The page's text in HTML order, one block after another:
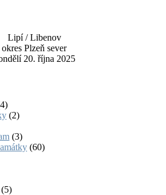
Lipí / Libenov
okres Plzeň sever
20. října 2025
(2)
(3)
(60)
(5)